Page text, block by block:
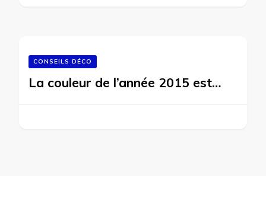
CONSEILS DÉCO
La couleur de l’année 2015 est…